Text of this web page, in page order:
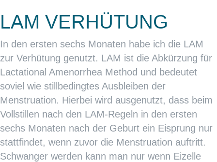
LAM VERHÜTUNG
In den ersten sechs Monaten habe ich die LAM
zur Verhütung genutzt. LAM ist die Abkürzung für
Lactational Amenorrhea Method und bedeutet
soviel wie stillbedingtes Ausbleiben der
Menstruation. Hierbei wird ausgenutzt, dass beim
Vollstillen nach den LAM-Regeln in den ersten
sechs Monaten nach der Geburt ein Eisprung nur
stattfindet, wenn zuvor die Menstruation auftritt.
Schwanger werden kann man nur wenn Eizelle